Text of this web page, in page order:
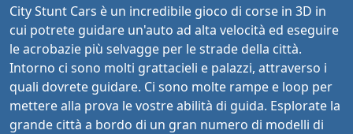
City Stunt Cars è un incredibile gioco di corse in 3D in
cui potrete guidare un'auto ad alta velocità ed eseguire
le acrobazie più selvagge per le strade della città.
Intorno ci sono molti grattacieli e palazzi, attraverso i
quali dovrete guidare. Ci sono molte rampe e loop per
mettere alla prova le vostre abilità di guida. Esplorate la
grande città a bordo di un gran numero di modelli di